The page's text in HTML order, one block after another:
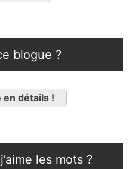
blogue ?
en détails !
les mots ?